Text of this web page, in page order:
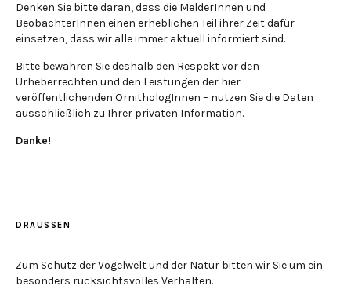
Denken Sie bitte daran, dass die MelderInnen und
BeobachterInnen einen erheblichen Teil ihrer Zeit dafür
einsetzen, dass wir alle immer aktuell informiert sind.
Bitte bewahren Sie deshalb den Respekt vor den
Urheberrechten und den Leistungen der hier
veröffentlichenden OrnithologInnen – nutzen Sie die Daten
ausschließlich zu Ihrer privaten Information.
Danke!
DRAUSSEN
Zum Schutz der Vogelwelt und der Natur bitten wir Sie um ein
besonders rücksichtsvolles Verhalten.